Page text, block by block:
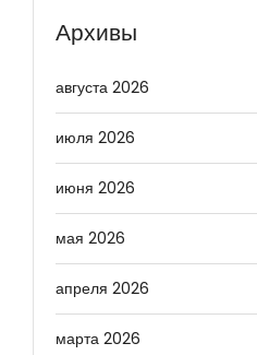
Архивы
августа 2026
июля 2026
июня 2026
мая 2026
апреля 2026
марта 2026